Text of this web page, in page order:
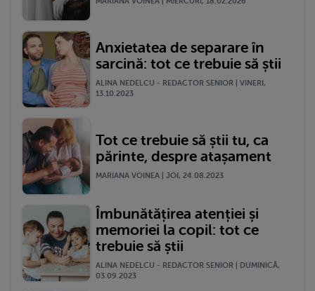
Anxietatea de separare în
sarcină: tot ce trebuie să știi
ALINA NEDELCU - REDACTOR SENIOR | VINERI,
13.10.2023
Tot ce trebuie să știi tu, ca
părinte, despre atașament
MARIANA VOINEA | JOI, 24.08.2023
Îmbunătățirea atenției și
memoriei la copil: tot ce
trebuie să știi
ALINA NEDELCU - REDACTOR SENIOR | DUMINICĂ,
03.09.2023